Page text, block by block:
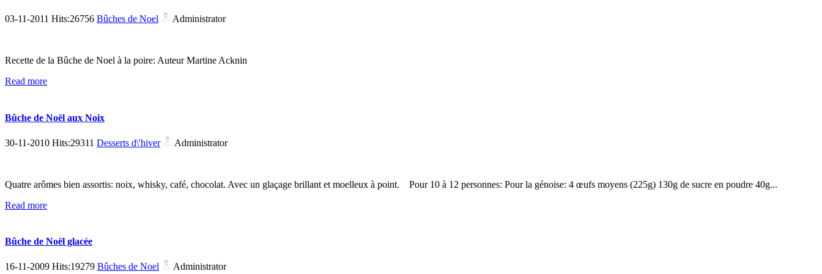
03-11-2011 Hits:26756 Bûches de Noel Administrator
Recette de la Bûche de Noel à la poire: Auteur Martine Acknin
Read more
Bûche de Noël aux Noix
30-11-2010 Hits:29311 Desserts d\'hiver Administrator
Quatre arômes bien assortis: noix, whisky, café, chocolat. Avec un glaçage brillant et moelleux à point. Pour 10 à 12 personnes: Pour la génoise: 4 œufs moyens (225g) 130g de sucre en poudre 40g...
Read more
Bûche de Noël glacée
16-11-2009 Hits:19279 Bûches de Noel Administrator